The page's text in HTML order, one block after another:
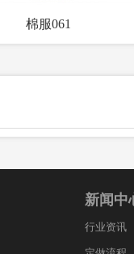
棉服061
新闻中
行业资讯